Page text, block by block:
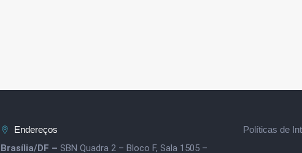
Endereços
Brasília/DF – SBN Quadra 2 – Bloco F, Sala 1505 –
Políticas de